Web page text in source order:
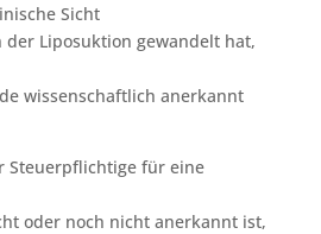
Sicht
der Liposuktion gewandelt hat,
wissenschaftlich anerkannt
Steuerpflichtige für eine
oder noch nicht anerkannt ist,